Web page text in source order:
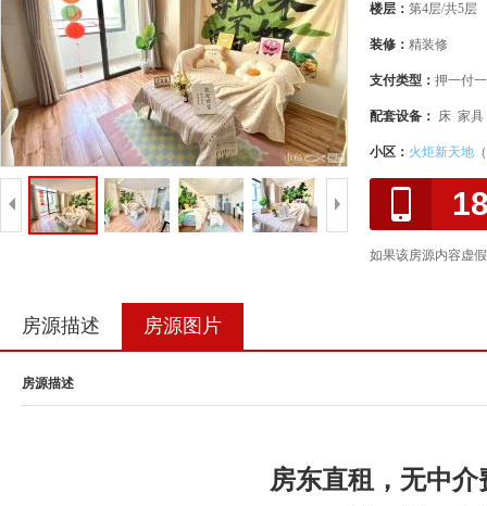
楼层： 第4层/共5层
装修： 精装修
支付类型： 押一付一
配套设备： 床 家
小区： 火炬新天地
如果该房源内容虚
房源描述 房源图片
房源描述
房东直租，无中